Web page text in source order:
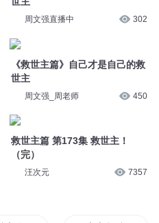
周文强直播中 302
《救世主篇》自己才是自己的救
世主
周文强_周老师 450
救世主篇 第173集 救世主！
（完）
汪次元 7357